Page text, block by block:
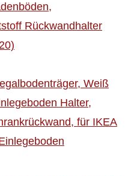
Rückwandhalter
Weiß
Halter,
für IKEA